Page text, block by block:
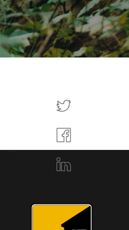
Tweettaa
Facebookissa
Jaa